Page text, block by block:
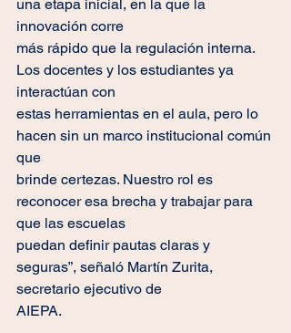
una etapa inicial, en la que la
innovación corre
más rápido que la regulación interna.
Los docentes y los estudiantes ya
interactúan con
estas herramientas en el aula, pero lo
hacen sin un marco institucional común
que
brinde certezas. Nuestro rol es
reconocer esa brecha y trabajar para
que las escuelas
puedan definir pautas claras y
seguras”, señaló Martín Zurita,
secretario ejecutivo de
AIEPA.